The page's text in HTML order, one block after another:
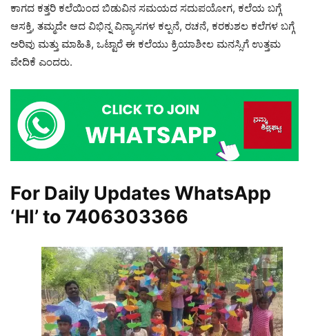
ಕಾಗದ ಕತ್ತರಿ ಕಲೆಯಿಂದ ಬಿಡುವಿನ ಸಮಯದ ಸದುಪಯೋಗ, ಕಲೆಯ ಬಗ್ಗೆ
ಆಸಕ್ತಿ, ತಮ್ಮದೇ ಆದ ವಿಭಿನ್ನ ವಿನ್ಯಾಸಗಳ ಕಲ್ಪನೆ, ರಚನೆ, ಕರಕುಶಲ ಕಲೆಗಳ ಬಗ್ಗೆ
ಅರಿವು ಮತ್ತು ಮಾಹಿತಿ, ಒಟ್ಟಾರೆ ಈ ಕಲೆಯು ಕ್ರಿಯಾಶೀಲ ಮನಸ್ಸಿಗೆ ಉತ್ತಮ
ವೇದಿಕೆ ಎಂದರು.
For Daily Updates WhatsApp
‘HI’ to 7406303366